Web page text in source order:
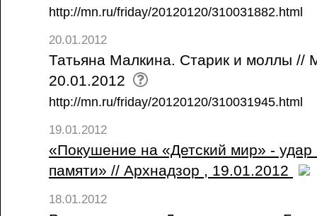
http://mn.ru/friday/20120120/310031882.html
20.01.2012
Татьяна Малкина. Старик и моллы //
20.01.2012
http://mn.ru/friday/20120120/310031945.html
19.01.2012
«Покушение на «Детский мир» -
памяти» // Архнадзор , 19.01.2012
18.01.2012